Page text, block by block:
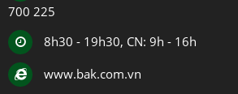
700 225
8h30 - 19h30, CN: 9h - 16h
www.bak.com.vn